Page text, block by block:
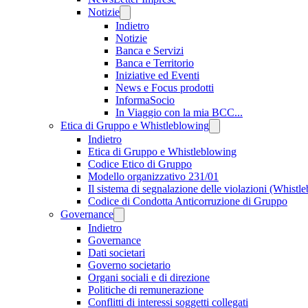
Notizie
Indietro
Notizie
Banca e Servizi
Banca e Territorio
Iniziative ed Eventi
News e Focus prodotti
InformaSocio
In Viaggio con la mia BCC...
Etica di Gruppo e Whistleblowing
Indietro
Etica di Gruppo e Whistleblowing
Codice Etico di Gruppo
Modello organizzativo 231/01
Il sistema di segnalazione delle violazioni
Codice di Condotta Anticorruzione di Gruppo
Governance
Indietro
Governance
Dati societari
Governo societario
Organi sociali e di direzione
Politiche di remunerazione
Conflitti di interessi soggetti collegati